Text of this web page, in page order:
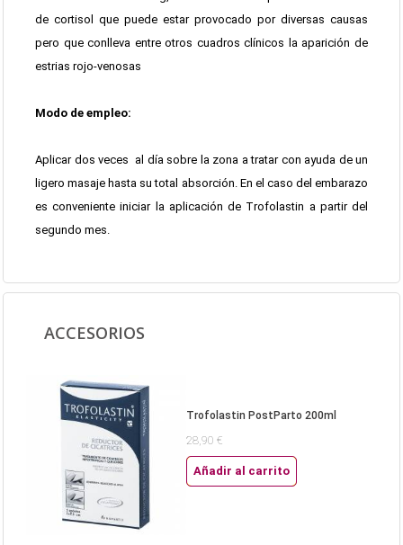
de cortisol que puede estar provocado por diversas causas
pero que conlleva entre otros cuadros clínicos la aparición de
estrias rojo-venosas
Modo de empleo:
Aplicar dos veces al día sobre la zona a tratar con ayuda de un
ligero masaje hasta su total absorción. En el caso del embarazo
es conveniente iniciar la aplicación de Trofolastin a partir del
segundo mes.
ACCESORIOS
Trofolastin PostParto 200ml
28,90 €
Añadir al carrito